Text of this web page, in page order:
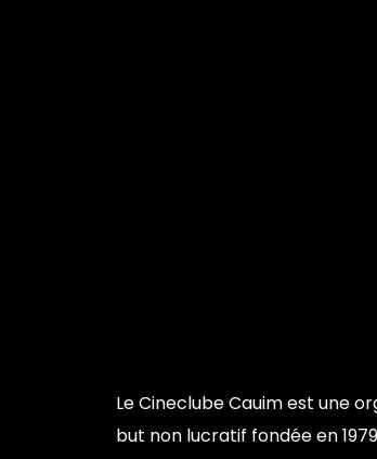
Le Cineclube Cauim est une
but non lucratif fondée en